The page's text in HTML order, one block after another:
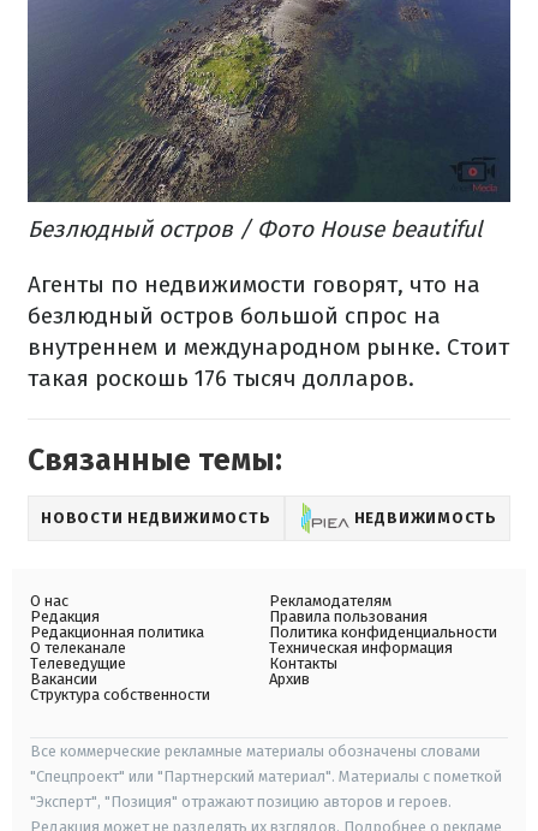
Безлюдный остров / Фото House beautiful
Агенты по недвижимости говорят, что на
безлюдный остров большой спрос на
внутреннем и международном рынке. Стоит
такая роскошь 176 тысяч долларов.
Связанные темы:
НОВОСТИ НЕДВИЖИМОСТЬ НЕДВИЖИМОСТЬ
О нас
Редакция
Редакционная политика
О телеканале
Телеведущие
Вакансии
Структура собственности
Рекламодателям
Правила пользования
Политика конфиденциальности
Техническая информация
Контакты
Архив
Все коммерческие рекламные материалы обозначены словами
"Спецпроект" или "Партнерский материал". Материалы с пометкой
"Эксперт", "Позиция" отражают позицию авторов и героев.
Редакция может не разделять их взглядов. Подробнее о рекламе